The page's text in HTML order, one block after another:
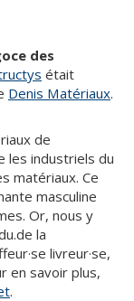
des
était
Denis Matériaux.
de
les industriels du
matériaux. Ce
masculine
Or, nous y
la
livreur·se,
en savoir plus,
.